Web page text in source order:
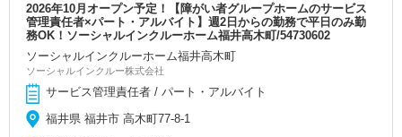
2026年10月オープン予定！【障がい者グループホームのサービス
管理責任者×パート・アルバイト】週2日からの勤務で平日のみ勤
務OK！ソーシャルインクルーホーム福井高木町/54730602
ソーシャルインクルーホーム福井高木町
ソーシャルインクルー株式会社
サービス管理責任者 / パート・アルバイト
福井県 福井市 高木町77-8-1